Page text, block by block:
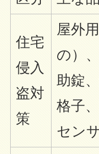
住宅
侵入
盗対
策
屋外
の）
助錠
格子
セン